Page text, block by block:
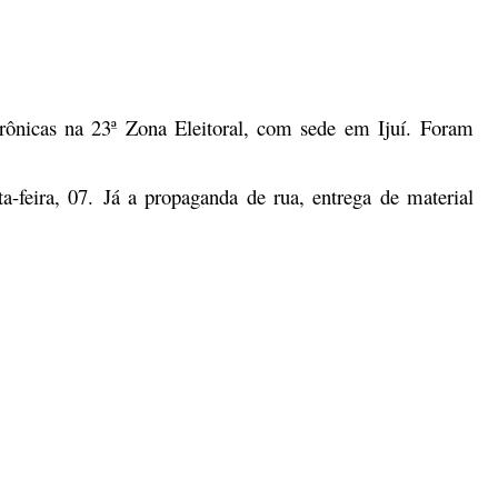
na 23ª Zona Eleitoral, com sede em Ijuí. Foram
feira, 07. Já a propaganda de rua, entrega de material